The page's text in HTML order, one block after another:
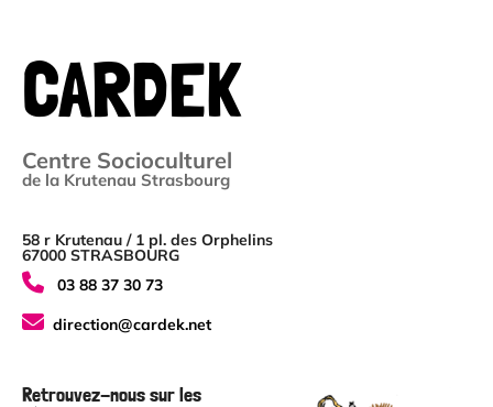
CARDEK
Centre Socioculturel
de la Krutenau Strasbourg
58 r Krutenau / 1 pl. des Orphelins
67000 STRASBOURG
03 88 37 30 73
direction@cardek.net
Retrouvez-nous sur les